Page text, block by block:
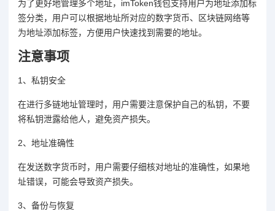
为了更好地管理多个地址，imToken钱包支持用户为地址添加标
签分类，用户可以根据地址所对应的数字货币、区块链网络等
为地址添加标签，方便用户快速找到需要的地址。
注意事项
1、私钥安全
在进行多链地址管理时，用户需要注意保护自己的私钥，不要
将私钥泄露给他人，避免资产损失。
2、地址准确性
在发送数字货币时，用户需要仔细核对地址的准确性，如果地
址错误，可能会导致资产损失。
3、备份与恢复